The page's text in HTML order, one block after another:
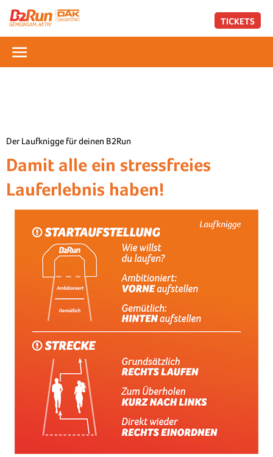
TICKETS
Der Laufknigge für deinen B2Run
Damit alle ein stressfreies
Lauferlebnis haben!